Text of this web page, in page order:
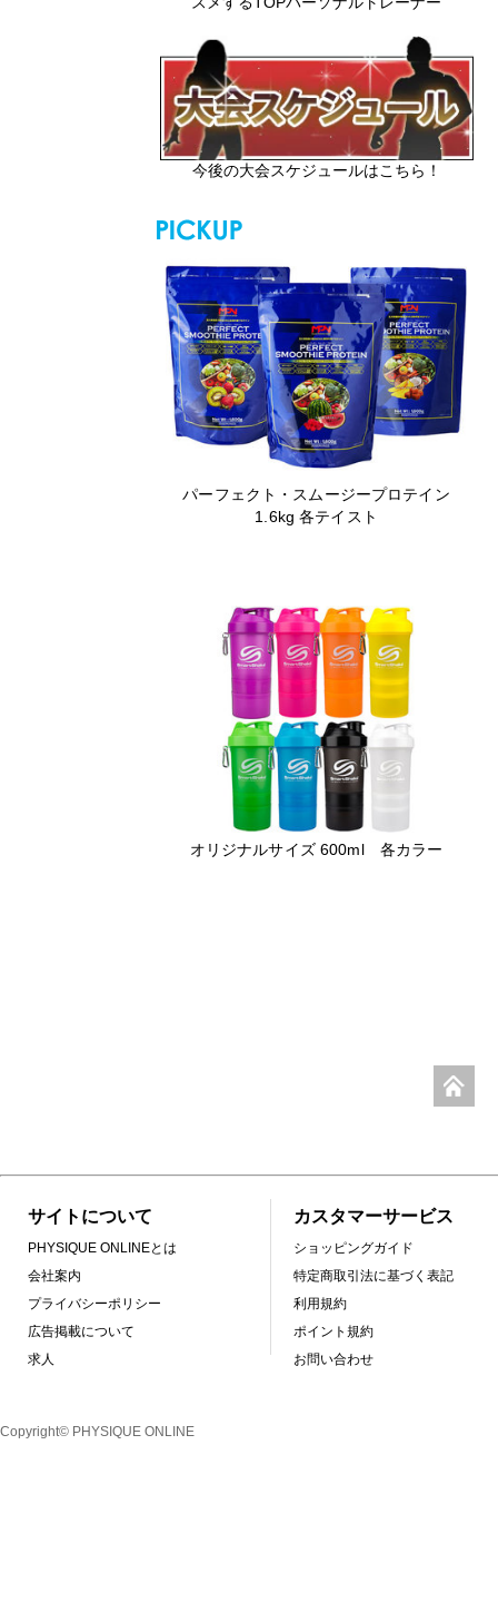
今後の大会スケジュールはこちら！
パーフェクト・スムージープロテイン
1.6kg 各テイスト
オリジナルサイズ 600ml 各カラー
サイトについて
PHYSIQUE ONLINEとは
会社案内
プライバシーポリシー
広告掲載について
求人
カスタマーサービス
ショッピングガイド
特定商取引法に基づく表記
利用規約
ポイント規約
お問い合わせ
Copyright© PHYSIQUE ONLINE